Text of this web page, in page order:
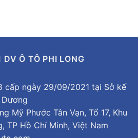
Ô TÔ PHI LONG
cấp ngày 29/09/2021 tại Sở kế
Mỹ Phước Tân Vạn, Tổ 17, Khu
TP Hồ Chí Minh, Việt Nam